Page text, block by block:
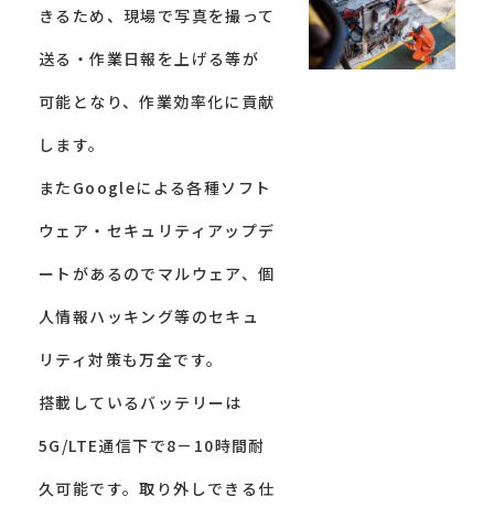
きるため、現場で写真を撮って
送る・作業日報を上げる等が
可能となり、作業効率化に貢献
します。
またGoogleによる各種ソフト
ウェア・セキュリティアップデ
ートがあるのでマルウェア、個
人情報ハッキング等のセキュ
リティ対策も万全です。
搭載しているバッテリーは
5G/LTE通信下で8－10時間耐
久可能です。取り外しできる仕